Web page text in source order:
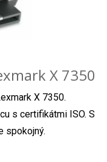
X 7350
X 7350.
s certifikátmi ISO. S
spokojný.